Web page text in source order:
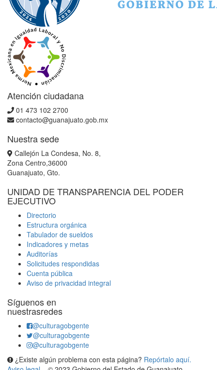
Atención ciudadana
01 473 102 2700
contacto@guanajuato.gob.mx
Nuestra sede
Callejón La Condesa, No. 8,
Zona Centro,36000
Guanajuato, Gto.
UNIDAD DE TRANSPARENCIA DEL PODER
EJECUTIVO
Directorio
Estructura orgánica
Tabulador de sueldos
Indicadores y metas
Auditorías
Solicitudes respondidas
Cuenta pública
Aviso de privacidad integral
Síguenos en
nuestrasredes
@culturagobgente
@culturagobgente
@culturagobgente
¿Existe algún problema con esta página? Repórtalo aquí.